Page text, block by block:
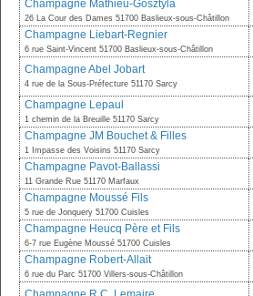
Champagne Mathieu-Gosztyla
26 La Cour des Dames 51700 Baslieux-sous-Châtillon
Champagne Liebart-Regnier
6 rue Saint-Vincent 51700 Baslieux-sous-Châtillon
Champagne Abel Jobart
4 rue de la Sous-Préfecture 51170 Sarcy
Champagne Lepaul
1 chemin de la Breuille 51170 Sarcy
Champagne JM Bouchet & Filles
1 Impasse des Voisins 51170 Sarcy
Champagne Pavot-Ballassi
11 Grande Rue 51170 Marfaux
Champagne Moussé Fils
5 rue de Jonquery 51700 Cuisles
Champagne Heucq Père et Fils
6-7 rue Eugène Moussé 51700 Cuisles
Champagne Robert-Allait
6 rue du Parc 51700 Villers-sous-Châtillon